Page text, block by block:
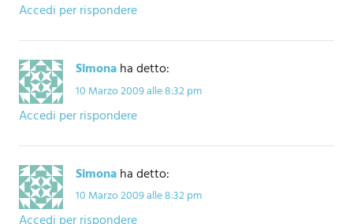
Accedi per rispondere
Simonaha detto:
10 Marzo 2009 alle 8:32 pm
Accedi per rispondere
Simonaha detto:
10 Marzo 2009 alle 8:32 pm